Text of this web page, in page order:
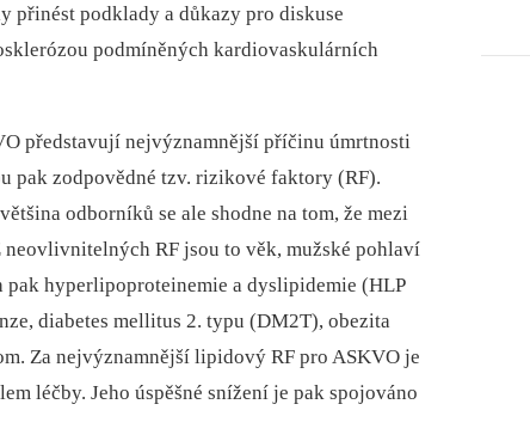
přinést podklady a důkazy pro diskuse
podmíněných kardiovaskulárních
představují nejvýznamnější příčinu úmrtnosti
pak zodpovědné tzv. rizikové faktory (RF).
odborníků se ale shodne na tom, že mezi
RF jsou to věk, mužské pohlaví
hyperlipoproteinemie a dyslipidemie (HLP
diabetes mellitus 2. typu (DM2T), obezita
Za nejvýznamnější lipidový RF pro ASKVO je
léčby. Jeho úspěšné snížení je pak spojováno